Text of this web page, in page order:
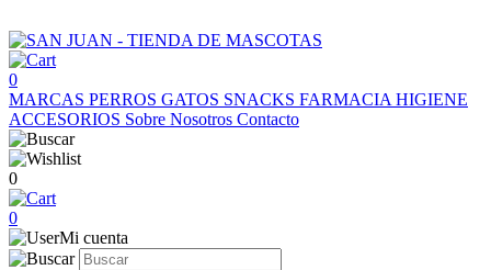
0
MARCAS PERROS GATOS SNACKS FARMACIA HIGIENE
ACCESORIOS Sobre Nosotros Contacto
0
0
Mi cuenta